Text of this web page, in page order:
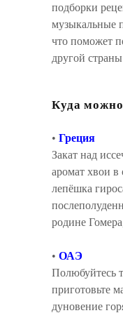
подборки
музыкальные
что поможет
другой
Куда можно
• Греция
Закат над
аромат хвои в
лепёшка
родине
• ОАЭ
Полюбуйтесь
приготовьте
дуновение